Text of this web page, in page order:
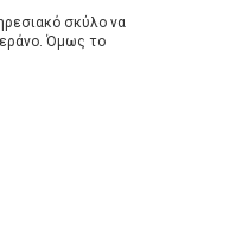
σκύλο να
Όμως το